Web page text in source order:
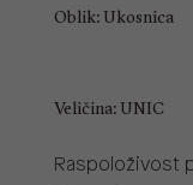
Oblik: Ukosnica
Veličina: UNIC
Raspoloživost